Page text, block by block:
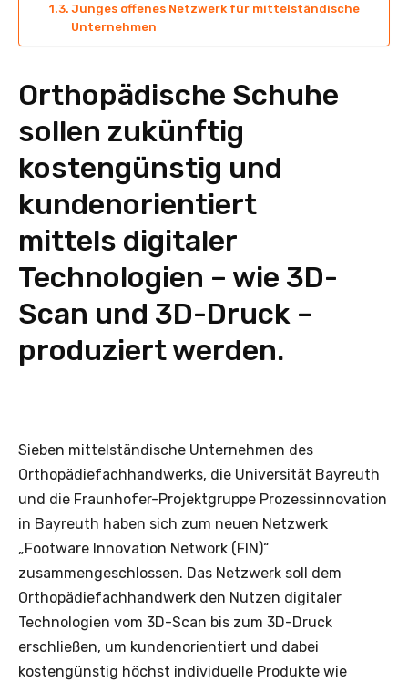
Junges offenes Netzwerk für mittelständische
Unternehmen
Orthopädische Schuhe
sollen zukünftig
kostengünstig und
kundenorientiert
mittels digitaler
Technologien – wie 3D-
Scan und 3D-Druck –
produziert werden.
Sieben mittelständische Unternehmen des
Orthopädiefachhandwerks, die Universität Bayreuth
und die Fraunhofer-Projektgruppe Prozessinnovation
in Bayreuth haben sich zum neuen Netzwerk
„Footware Innovation Network (FIN)“
zusammengeschlossen. Das Netzwerk soll dem
Orthopädiefachhandwerk den Nutzen digitaler
Technologien vom 3D-Scan bis zum 3D-Druck
erschließen, um kundenorientiert und dabei
kostengünstig höchst individuelle Produkte wie